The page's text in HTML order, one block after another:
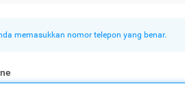
memasukkan nomor telepon yang benar.